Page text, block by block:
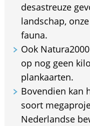
desastreuze
landschap,
fauna.
Ook
op nog geen
plankaarten.
Bovendien kan
soort
Nederlandse